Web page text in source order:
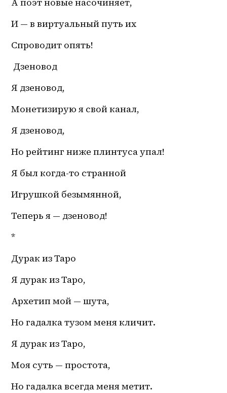
И — в виртуальный путь их
Спроводит опять!
Дзеновод
Я дзеновод,
Монетизирую я свой канал,
Я дзеновод,
Но рейтинг ниже плинтуса упал!
Я был когда-то странной
Игрушкой безымянной,
Теперь я — дзеновод!
*
Дурак из Таро
Я дурак из Таро,
Архетип мой — шута,
Но гадалка тузом меня кличит.
Я дурак из Таро,
Моя суть — простота,
Но гадалка всегда меня метит.